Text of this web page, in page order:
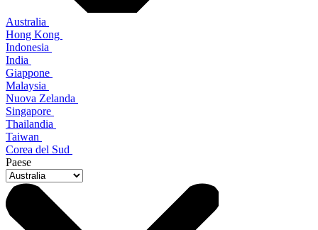
Australia
Hong Kong
Indonesia
India
Giappone
Malaysia
Nuova Zelanda
Singapore
Thailandia
Taiwan
Corea del Sud
Paese